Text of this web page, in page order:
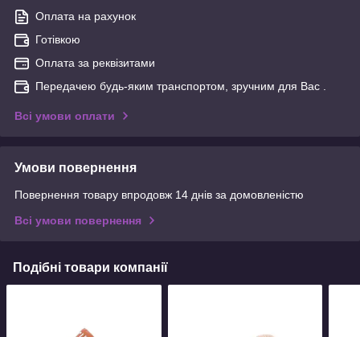
Оплата на рахунок
Готівкою
Оплата за реквізитами
Передачею будь-яким транспортом, зручним для Вас .
Всі умови оплати
Умови повернення
Повернення товару впродовж 14 днів за домовленістю
Всі умови повернення
Подібні товари компанії